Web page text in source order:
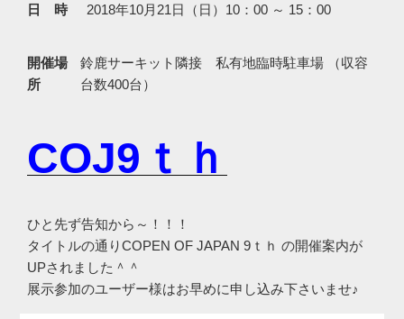
日 時 2018年10月21日（日）10：00 ～ 15：00
開催場
所
鈴鹿サーキット隣接 私有地臨時駐車場 （収容
台数400台）
COJ9ｔｈ
ひと先ず告知から～！！！
タイトルの通りCOPEN OF JAPAN 9ｔｈ の開催案内が
UPされました＾＾
展示参加のユーザー様はお早めに申し込み下さいませ♪